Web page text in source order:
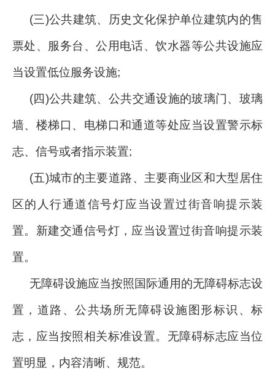
(三)公共建筑、历史文化保护单位建筑内的售
票处、服务台、公用电话、饮水器等公共设施应
当设置低位服务设施;
(四)公共建筑、公共交通设施的玻璃门、玻璃
墙、楼梯口、电梯口和通道等处应当设置警示标
志、信号或者指示装置;
(五)城市的主要道路、主要商业区和大型居住
区的人行通道信号灯应当设置过街音响提示装
置。新建交通信号灯，应当设置过街音响提示装
置。
无障碍设施应当按照国际通用的无障碍标志设
置，道路、公共场所无障碍设施图形标识、标
志，应当按照相关标准设置。无障碍标志应当位
置明显，内容清晰、规范。